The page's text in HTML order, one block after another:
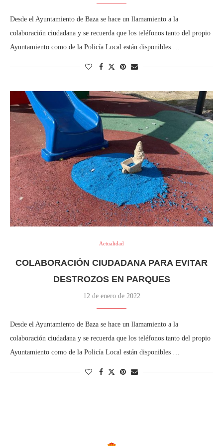
Desde el Ayuntamiento de Baza se hace un llamamiento a la
colaboración ciudadana y se recuerda que los teléfonos tanto del propio
Ayuntamiento como de la Policía Local están disponibles …
Actualidad
COLABORACIÓN CIUDADANA PARA EVITAR
DESTROZOS EN PARQUES
12 de enero de 2022
Desde el Ayuntamiento de Baza se hace un llamamiento a la
colaboración ciudadana y se recuerda que los teléfonos tanto del propio
Ayuntamiento como de la Policía Local están disponibles …